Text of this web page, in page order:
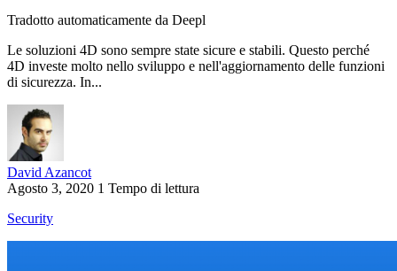
Tradotto automaticamente da Deepl
Le soluzioni 4D sono sempre state sicure e stabili. Questo perché
4D investe molto nello sviluppo e nell'aggiornamento delle funzioni
di sicurezza. In...
David Azancot
Agosto 3, 2020 1 Tempo di lettura
Security